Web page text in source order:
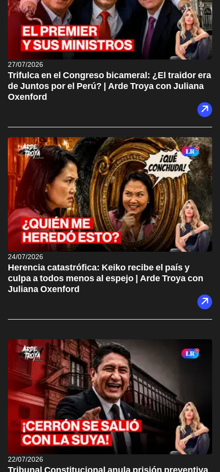
27/07/2026
Trifulca en el Congreso bicameral: ¿El traidor era
de Juntos por el Perú? | Arde Troya con Juliana
Oxenford
24/07/2026
Herencia catastrófica: Keiko recibe el país y
culpa a todos menos al espejo | Arde Troya con
Juliana Oxenford
22/07/2026
Tribunal Constitucional anula prisión preventiva